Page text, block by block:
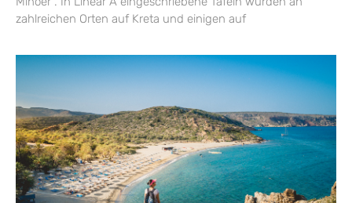
zahlreichen Orten auf Kreta und einigen auf